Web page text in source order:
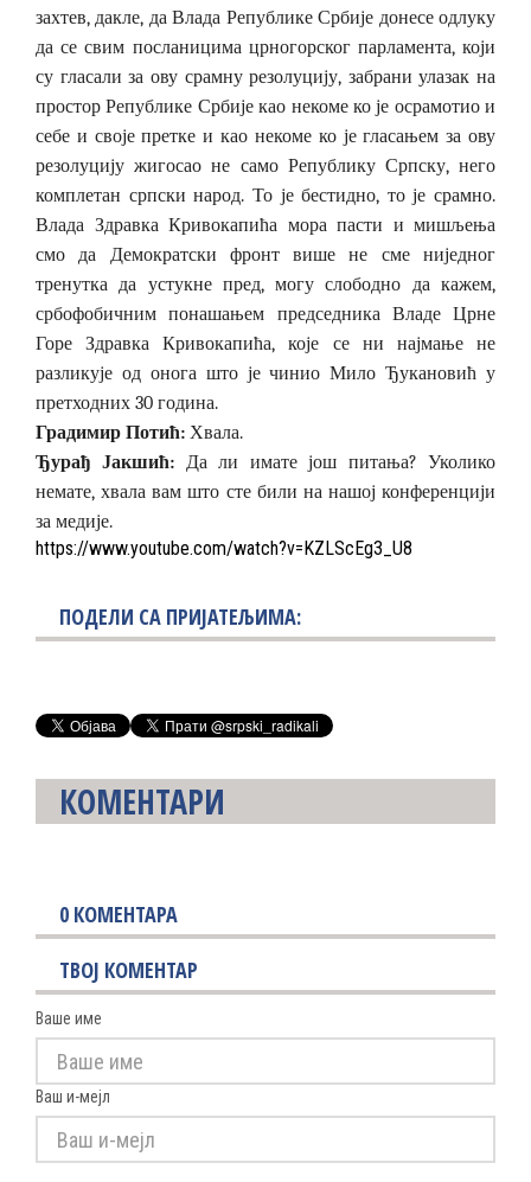
захтев, дакле, да Влада Републике Србије донесе одлуку
да се свим посланицима црногорског парламента, који
су гласали за ову срамну резолуцију, забрани улазак на
простор Републике Србије као некоме ко је осрамотио и
себе и своје претке и као некоме ко је гласањем за ову
резолуцију жигосао не само Републику Српску, него
комплетан српски народ. То је бестидно, то је срамно.
Влада Здравка Кривокапића мора пасти и мишљења
смо да Демократски фронт више не сме ниједног
тренутка да устукне пред, могу слободно да кажем,
србофобичним понашањем председника Владе Црне
Горе Здравка Кривокапића, које се ни најмање не
разликује од онога што је чинио Мило Ђукановић у
претходних 30 година.
Градимир Потић: Хвала.
Ђурађ Јакшић: Да ли имате још питања? Уколико
немате, хвала вам што сте били на нашој конференцији
за медије.
https://www.youtube.com/watch?v=KZLScEg3_U8
ПОДЕЛИ СА ПРИЈАТЕЉИМА:
КОМЕНТАРИ
0 КОМЕНТАРА
ТВОЈ КОМЕНТАР
Ваше име
Ваш и-мејл